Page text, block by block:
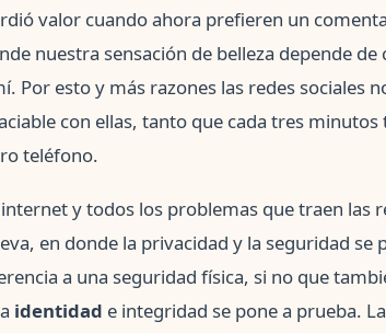
valor cuando ahora prefieren un
nuestra sensación de belleza depende de
Por esto y más razones las redes sociales
con ellas, tanto que cada tres
teléfono.
y todos los problemas que traen las
en donde la privacidad y la seguridad se
a una seguridad física, si no que
identidad e integridad se pone a prueba.